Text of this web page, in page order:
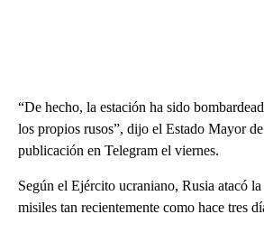
“De hecho, la estación ha sido
los propios rusos”, dijo el Estado Mayor
publicación en Telegram el viernes.
Según el Ejército ucraniano, Rusia atacó
misiles tan recientemente como hace tres